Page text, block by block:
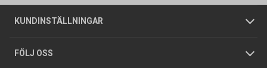
KUNDINSTÄLLNINGAR
Företagskund / Privatkund
FÖLJ OSS
Allmänna försäljningsvillkor
Integritetspolicy
Butiker
Foldrar och kataloger
Om oss
Tjänster